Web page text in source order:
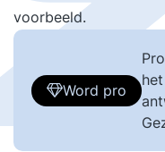
voorbeeld.
Word pro